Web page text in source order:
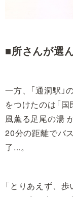
■所さんが選
一方、「通洞駅
をつけたのは「
風薫る足尾の湯
20分の距離でバ
了...。
「とりあえず、